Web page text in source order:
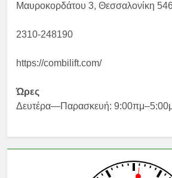
Μαυροκορδάτου 3, Θεσσαλονίκη
2310-248190
https://combilift.com/
Ώρες
Δευτέρα—Παρασκευή: